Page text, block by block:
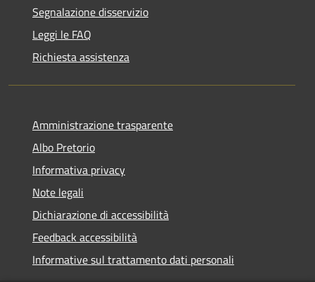
Segnalazione disservizio
Leggi le FAQ
Richiesta assistenza
Amministrazione trasparente
Albo Pretorio
Informativa privacy
Note legali
Dichiarazione di accessibilità
Feedback accessibilità
Informative sul trattamento dati personali